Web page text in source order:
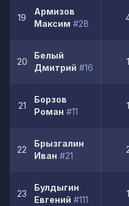
19
Армизов
Максим #28
20
Белый
Дмитрий #16
1
21
Борзов
Роман #11
1
22
Брызгалин
Иван #21
23
Булдыгин
Евгений #111
1